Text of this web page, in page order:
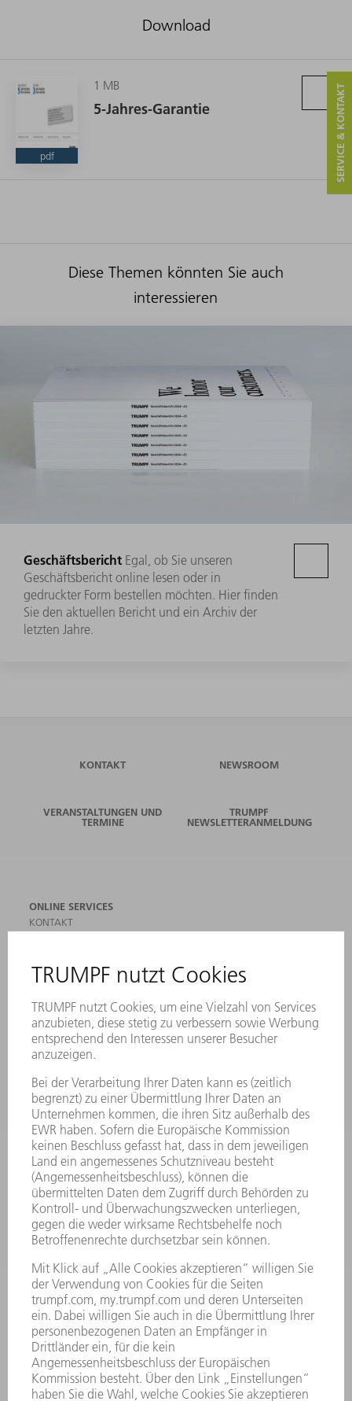
Download
pdf
1 MB
5-Jahres-Garantie
Diese Themen könnten Sie auch
interessieren
Geschäftsbericht Egal, ob Sie unseren
Geschäftsbericht online lesen oder in
gedruckter Form bestellen möchten. Hier finden
Sie den aktuellen Bericht und ein Archiv der
letzten Jahre.
SERVICE & KONTAKT
KONTAKT NEWSROOM
VERANSTALTUNGEN UND
TERMINE
TRUMPF
NEWSLETTERANMELDUNG
ONLINE SERVICES
KONTAKT
VERANSTALTUNGEN UND TERMINE
NEWSLETTER-ANMELDUNG
MYTRUMPF
SICHERHEITSDATENBLÄTTER
PRODUKTE
MASCHINEN & SYSTEME
LEISTUNGSELEKTRONIK
ELEKTROWERKZEUGE
SMART FACTORY
SOFTWARE
SERVICES
ANWENDUNGEN
BRANCHEN
UNTERNEHMEN
KARRIERE
STELLENANGEBOTE
UNTERNEHMENSPROFIL
GESCHÄFTSBERICHT
UNTERNEHMENSGRUNDSÄTZE
COMPLIANCE
HINWEISGEBERSYSTEM
SECURITY
PRESSEMITTEILUNGEN
MAGAZINE
LIEFERANTEN
NACHHALTIGKEIT